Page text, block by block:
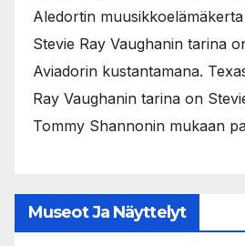
Aledortin
Stevie Ray Vaughanin tarina
Aviadorin kustantamana.
Ray Vaughanin tarina on
Tommy Shannonin mukaan
Museot Ja Näyttelyt